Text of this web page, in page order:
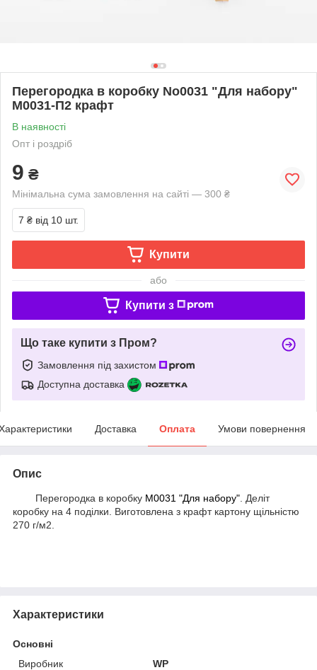
Перегородка в коробку No0031 "Для набору"
М0031-П2 крафт
В наявності
Опт і роздріб
9 ₴
Мінімальна сума замовлення на сайті — 300 ₴
7 ₴ від 10 шт.
Купити
або
Купити з
Що таке купити з Пром?
Замовлення під захистом
Доступна доставка
Доставка Оплата Умови повернення
Опис
Перегородка в коробку М0031 "Для набору" . Деліт
коробку на 4 поділки. Виготовлена з крафт картону щільністю
270 г/м2.
Характеристики
Основні
Виробник
WP